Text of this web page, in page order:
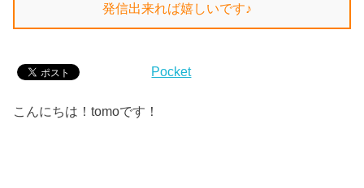
発信出来れば嬉しいです♪
Pocket
こんにちは！tomoです！